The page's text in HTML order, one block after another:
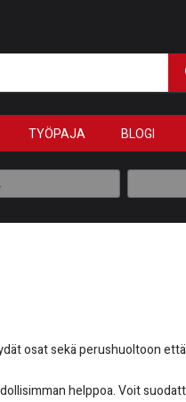
TYÖPAJA BLOGI
osat sekä perushuoltoon
helppoa. Voit